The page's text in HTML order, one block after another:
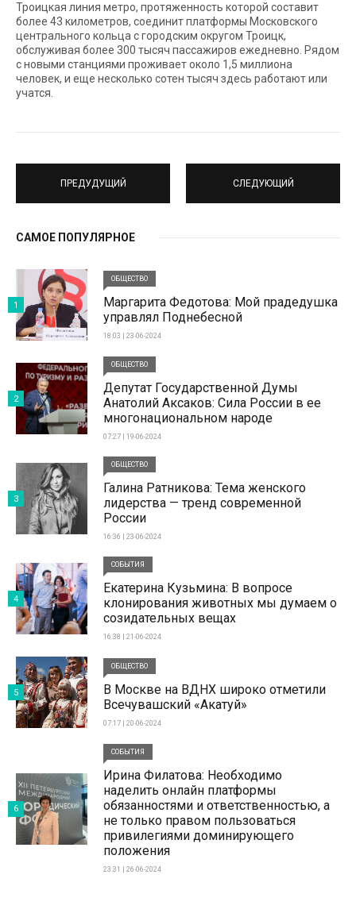
Троицкая линия метро, протяженность которой составит
более 43 километров, соединит платформы Московского
центрального кольца с городским округом Троицк,
обслуживая более 300 тысяч пассажиров ежедневно. Рядом
с новыми станциями проживает около 1,5 миллиона
человек, и еще несколько сотен тысяч здесь работают или
учатся.
ПРЕДУДУЩИЙ СЛЕДУЮЩИЙ
САМОЕ ПОПУЛЯРНОЕ
ОБЩЕСТВО
Маргарита Федотова: Мой прадедушка
управлял Поднебесной
18:03 | 23-06-2024
1
ОБЩЕСТВО
Депутат Государственной Думы
Анатолий Аксаков: Сила России в ее
многонациональном народе
07:27 | 19-06-2024
2
ОБЩЕСТВО
Галина Ратникова: Тема женского
лидерства — тренд современной
России
16:36 | 23-06-2024
3
СОБЫТИЯ
Екатерина Кузьмина: В вопросе
клонирования животных мы думаем о
созидательных вещах
16:38 | 21-06-2024
4
ОБЩЕСТВО
В Москве на ВДНХ широко отметили
Всечувашский «Акатуй»
07:17 | 20-06-2024
5
СОБЫТИЯ
Ирина Филатова: Необходимо
наделить онлайн платформы
обязанностями и ответственностью, а
не только правом пользоваться
привилегиями доминирующего
положения
23:31 | 26-06-2024
6